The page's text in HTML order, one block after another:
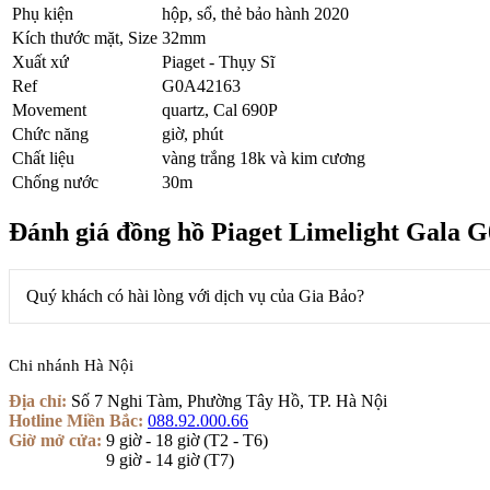
Phụ kiện
hộp, sổ, thẻ bảo hành 2020
Kích thước mặt, Size 32mm
Xuất xứ
Piaget - Thụy Sĩ
Ref
G0A42163
Movement
quartz, Cal 690P
Chức năng
giờ, phút
Chất liệu
vàng trắng 18k và kim cương
Chống nước
30m
Đánh giá đồng hồ Piaget Limelight Gala
Quý khách có hài lòng với dịch vụ của Gia Bảo?
Chi nhánh Hà Nội
Địa chỉ: Số 7 Nghi Tàm, Phường Tây Hồ, TP. Hà Nội
Hotline Miền Bắc: 088.92.000.66
Giờ mở cửa: 9 giờ - 18 giờ (T2 - T6)
9 giờ - 14 giờ (T7)